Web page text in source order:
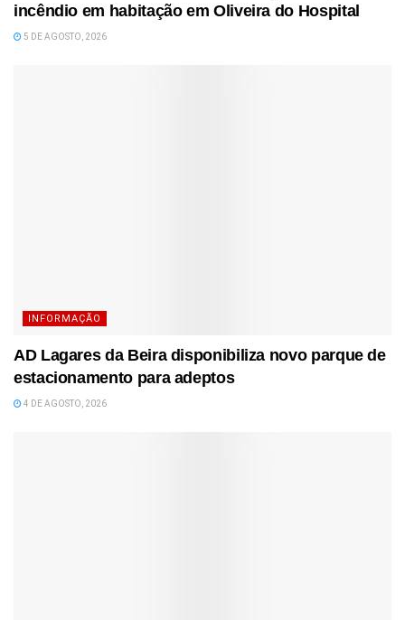
incêndio em habitação em Oliveira do Hospital
5 DE AGOSTO, 2026
INFORMAÇÃO
AD Lagares da Beira disponibiliza novo parque de
estacionamento para adeptos
4 DE AGOSTO, 2026